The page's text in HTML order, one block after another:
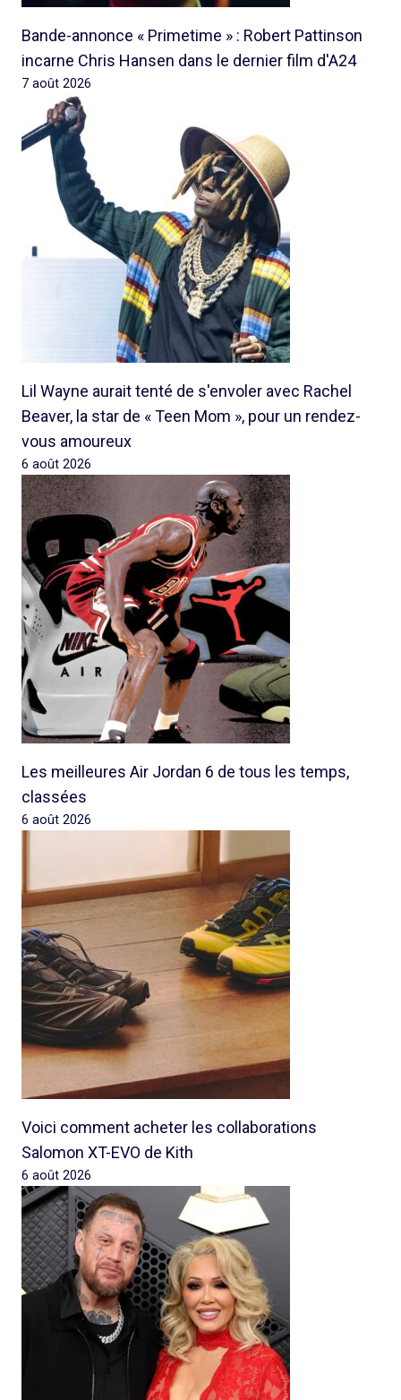
Bande-annonce « Primetime » : Robert Pattinson
incarne Chris Hansen dans le dernier film d'A24
7 août 2026
Lil Wayne aurait tenté de s'envoler avec Rachel
Beaver, la star de « Teen Mom », pour un rendez-
vous amoureux
6 août 2026
Les meilleures Air Jordan 6 de tous les temps,
classées
6 août 2026
Voici comment acheter les collaborations
Salomon XT-EVO de Kith
6 août 2026